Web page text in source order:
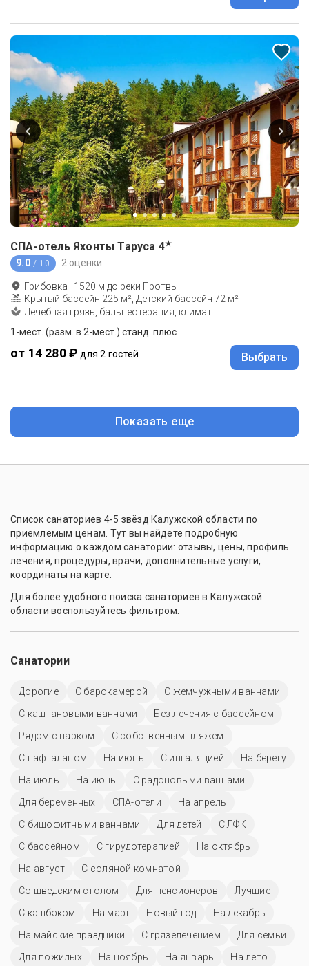
СПА-отель Яхонты Таруса 4★
9.0 / 10 2 оценки
Грибовка · 1520 м до реки Протвы
Крытый бассейн 225 м², Детский бассейн 72 м²
Лечебная грязь, бальнеотерапия, климат
1-мест. (разм. в 2-мест.) станд. плюс
от 14 280 ₽ для 2 гостей Выбрать
Показать еще
Список санаториев 4-5 звёзд Калужской области по
приемлемым ценам. Тут вы найдете подробную
информацию о каждом санатории: отзывы, цены, профиль
лечения, процедуры, врачи, дополнительные услуги,
координаты на карте.
Для более удобного поиска санаториев в Калужской
области воспользуйтесь фильтром.
Санатории
Дорогие С барокамерой
С жемчужными ваннами
С каштановыми ваннами
Без лечения с бассейном
Рядом с парком
С собственным пляжем
С нафталаном
На июнь С ингаляцией
На берегу
На июль
На июнь
С радоновыми ваннами
Для беременных
СПА-отели
На апрель
С бишофитными ваннами
Для детей
С ЛФК
C бассейном
С гирудотерапией
На октябрь
На август
С соляной комнатой
Со шведским столом
Для пенсионеров
Лучшие
С кэшбэком
На март Новый год
На декабрь
На майские праздники
С грязелечением
Для семьи
Для пожилых
На ноябрь На январь На лето